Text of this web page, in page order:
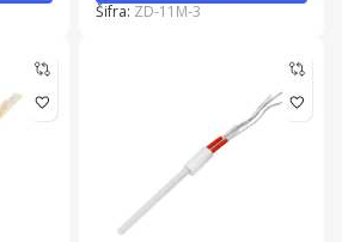
Šifra: ZD-11M-3